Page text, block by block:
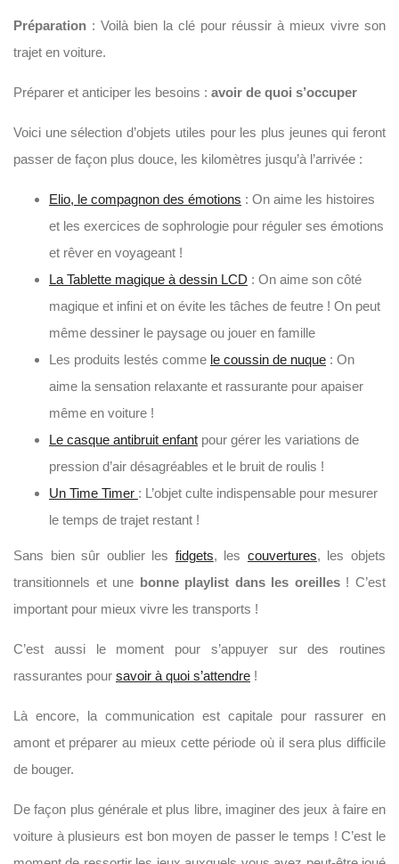
Préparation : Voilà bien la clé pour réussir à mieux vivre son
trajet en voiture.
Préparer et anticiper les besoins : avoir de quoi s’occuper
Voici une sélection d’objets utiles pour les plus jeunes qui feront
passer de façon plus douce, les kilomètres jusqu’à l’arrivée :
Elio, le compagnon des émotions : On aime les histoires
et les exercices de sophrologie pour réguler ses émotions
et rêver en voyageant !
La Tablette magique à dessin LCD : On aime son côté
magique et infini et on évite les tâches de feutre ! On peut
même dessiner le paysage ou jouer en famille
Les produits lestés comme le coussin de nuque : On
aime la sensation relaxante et rassurante pour apaiser
même en voiture !
Le casque antibruit enfant pour gérer les variations de
pression d’air désagréables et le bruit de roulis !
Un Time Timer : L’objet culte indispensable pour mesurer
le temps de trajet restant !
Sans bien sûr oublier les fidgets, les couvertures, les objets
transitionnels et une bonne playlist dans les oreilles! C’est
important pour mieux vivre les transports !
C’est aussi le moment pour s’appuyer sur des routines
rassurantes pour savoir à quoi s’attendre !
Là encore, la communication est capitale pour rassurer en
amont et préparer au mieux cette période où il sera plus difficile
de bouger.
De façon plus générale et plus libre, imaginer des jeux à faire en
voiture à plusieurs est bon moyen de passer le temps ! C’est le